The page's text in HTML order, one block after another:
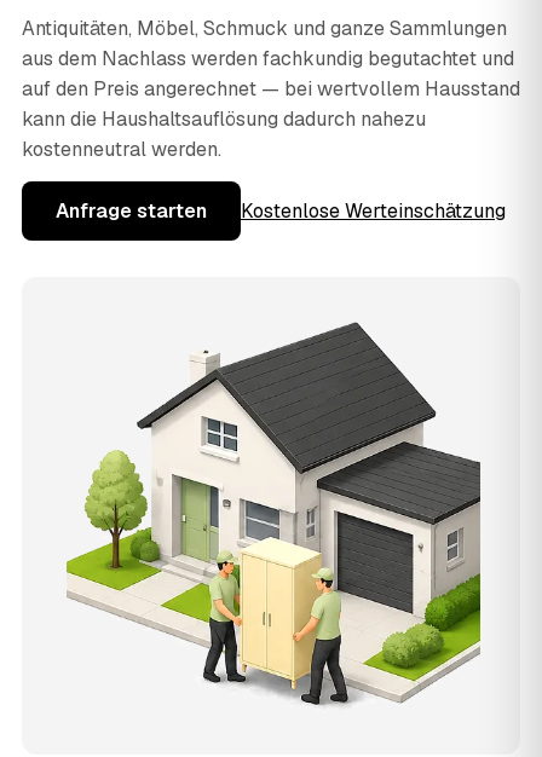
Antiquitäten, Möbel, Schmuck und ganze Sammlungen
aus dem Nachlass werden fachkundig begutachtet und
auf den Preis angerechnet — bei wertvollem Hausstand
kann die Haushaltsauflösung dadurch nahezu
kostenneutral werden.
Anfrage starten Kostenlose Werteinschätzung